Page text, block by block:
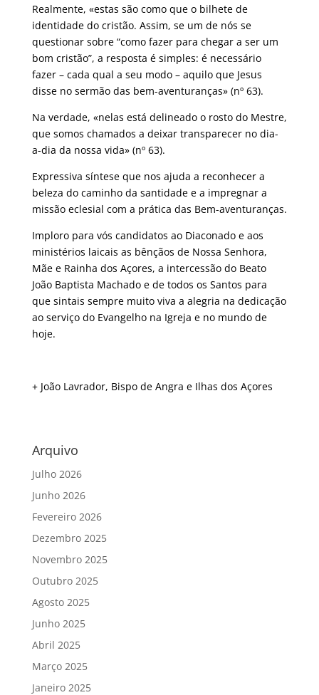
Realmente, «estas são como que o bilhete de
identidade do cristão. Assim, se um de nós se
questionar sobre “como fazer para chegar a ser um
bom cristão”, a resposta é simples: é necessário
fazer – cada qual a seu modo – aquilo que Jesus
disse no sermão das bem-aventuranças» (nº 63).
Na verdade, «nelas está delineado o rosto do Mestre,
que somos chamados a deixar transparecer no dia-
a-dia da nossa vida» (nº 63).
Expressiva síntese que nos ajuda a reconhecer a
beleza do caminho da santidade e a impregnar a
missão eclesial com a prática das Bem-aventuranças.
Imploro para vós candidatos ao Diaconado e aos
ministérios laicais as bênçãos de Nossa Senhora,
Mãe e Rainha dos Açores, a intercessão do Beato
João Baptista Machado e de todos os Santos para
que sintais sempre muito viva a alegria na dedicação
ao serviço do Evangelho na Igreja e no mundo de
hoje.
+ João Lavrador, Bispo de Angra e Ilhas dos Açores
Arquivo
Julho 2026
Junho 2026
Fevereiro 2026
Dezembro 2025
Novembro 2025
Outubro 2025
Agosto 2025
Junho 2025
Abril 2025
Março 2025
Janeiro 2025